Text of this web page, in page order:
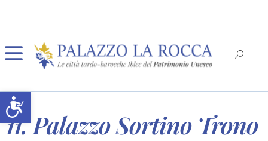
Open toolbar
11. Palazzo Sortino Trono